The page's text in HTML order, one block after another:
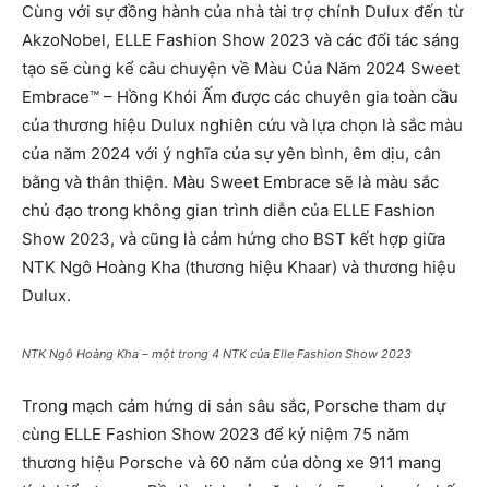
Cùng với sự đồng hành của nhà tài trợ chính Dulux đến từ
AkzoNobel, ELLE Fashion Show 2023 và các đối tác sáng
tạo sẽ cùng kể câu chuyện về Màu Của Năm 2024 Sweet
Embrace™ – Hồng Khói Ấm được các chuyên gia toàn cầu
của thương hiệu Dulux nghiên cứu và lựa chọn là sắc màu
của năm 2024 với ý nghĩa của sự yên bình, êm dịu, cân
bằng và thân thiện. Màu Sweet Embrace sẽ là màu sắc
chủ đạo trong không gian trình diễn của ELLE Fashion
Show 2023, và cũng là cảm hứng cho BST kết hợp giữa
NTK Ngô Hoàng Kha (thương hiệu Khaar) và thương hiệu
Dulux.
NTK Ngô Hoàng Kha – một trong 4 NTK của Elle Fashion Show 2023
Trong mạch cảm hứng di sản sâu sắc, Porsche tham dự
cùng ELLE Fashion Show 2023 để kỷ niệm 75 năm
thương hiệu Porsche và 60 năm của dòng xe 911 mang